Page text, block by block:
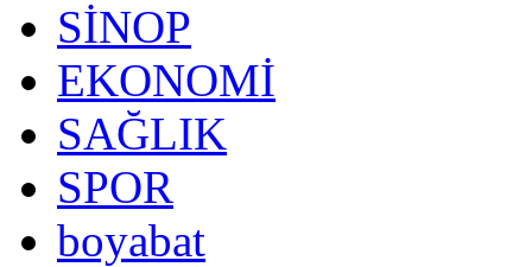
SİNOP
EKONOMİ
SAĞLIK
SPOR
boyabat